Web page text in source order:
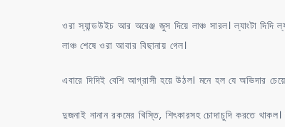
ওরা স্যান্ডউইচ আর অরেঞ্জ জুস দিয়ে লাঞ্চ সারল। ল্যাংটা দিদি
লাঞ্চ শেষে ওরা আবার বিছানায় গেল।
এবারে দিদিই বেশি আগ্রাসী হয়ে উঠল। মনে হল যে অভিদার
দুজনাই নানান রকমের খিস্তি, শিৎকারসহ চোদাচুদি করতে